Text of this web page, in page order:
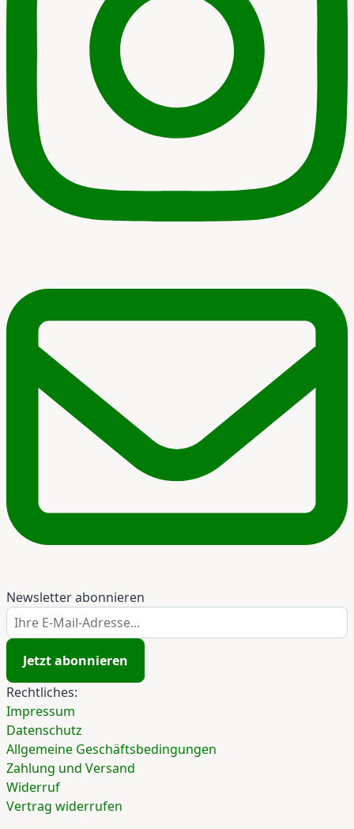
Newsletter abonnieren
Ihre E-Mail-Adresse...
Jetzt abonnieren
Rechtliches:
Impressum
Datenschutz
Allgemeine Geschäftsbedingungen
Zahlung und Versand
Widerruf
Vertrag widerrufen